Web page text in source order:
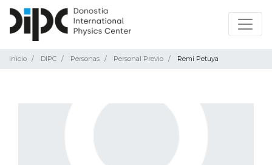
Inicio DIPC Personas Personal Previo Remi Petuya